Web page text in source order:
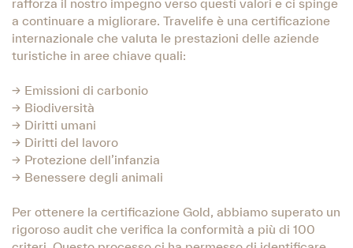
rafforza il nostro impegno verso questi valori e ci spinge
a continuare a migliorare. Travelife è una certificazione
internazionale che valuta le prestazioni delle aziende
turistiche in aree chiave quali:
→ Emissioni di carbonio
→ Biodiversità
→ Diritti umani
→ Diritti del lavoro
→ Protezione dell’infanzia
→ Benessere degli animali
Per ottenere la certificazione Gold, abbiamo superato un
rigoroso audit che verifica la conformità a più di 100